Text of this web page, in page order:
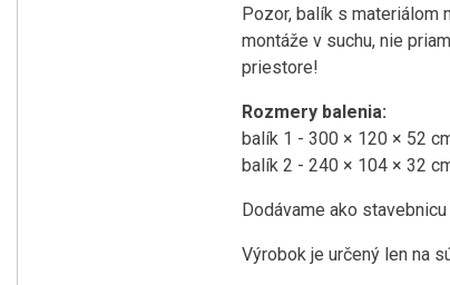
Pozor, balík s materiálom
montáže v suchu, nie
priestore!
Rozmery balenia:
balík 1 - 300 × 120 × 52
balík 2 - 240 × 104 × 32
Dodávame ako
Výrobok je určený len na